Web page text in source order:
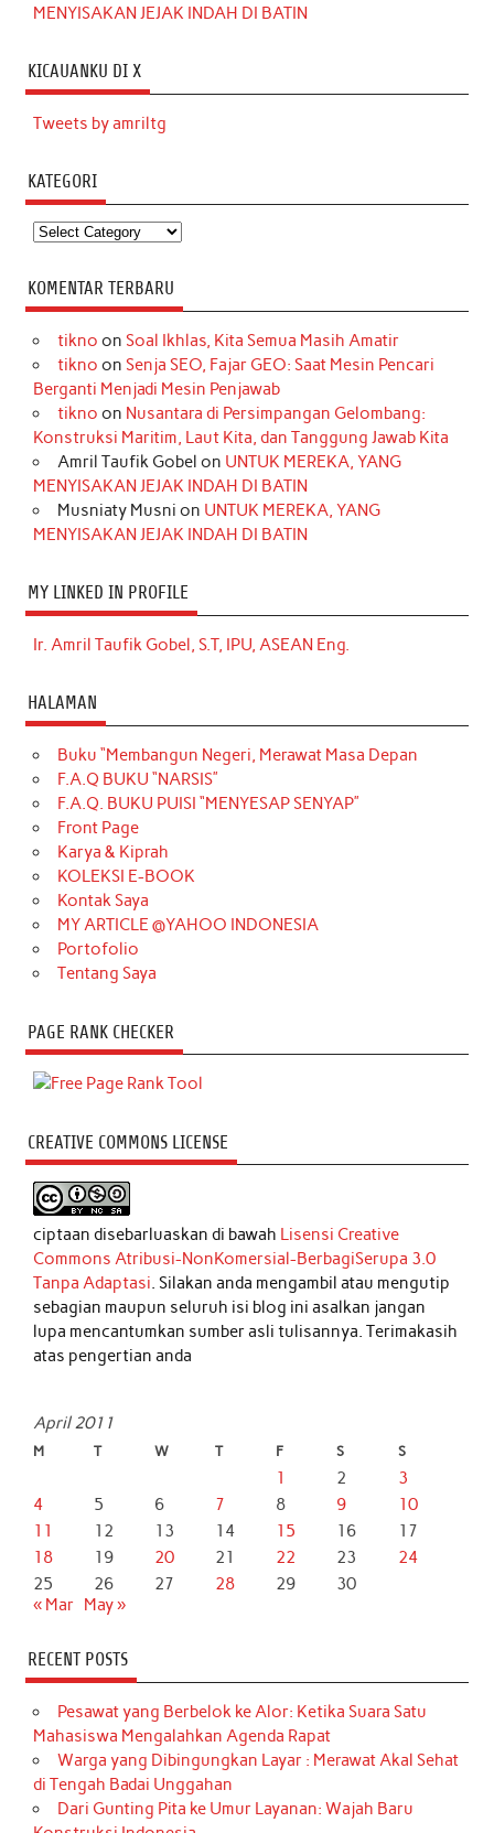
MENYISAKAN JEJAK INDAH DI BATIN
KICAUANKU DI X
Tweets by amriltg
KATEGORI
Kategori
KOMENTAR TERBARU
tikno on Soal Ikhlas, Kita Semua Masih Amatir
tikno on Senja SEO, Fajar GEO: Saat Mesin Pencari
Berganti Menjadi Mesin Penjawab
tikno on Nusantara di Persimpangan Gelombang:
Konstruksi Maritim, Laut Kita, dan Tanggung Jawab Kita
Amril Taufik Gobel on UNTUK MEREKA, YANG
MENYISAKAN JEJAK INDAH DI BATIN
Musniaty Musni on UNTUK MEREKA, YANG
MENYISAKAN JEJAK INDAH DI BATIN
MY LINKED IN PROFILE
Ir. Amril Taufik Gobel, S.T, IPU, ASEAN Eng.
HALAMAN
Buku “Membangun Negeri, Merawat Masa Depan
F.A.Q BUKU “NARSIS”
F.A.Q. BUKU PUISI “MENYESAP SENYAP”
Front Page
Karya & Kiprah
KOLEKSI E-BOOK
Kontak Saya
MY ARTICLE @YAHOO INDONESIA
Portofolio
Tentang Saya
PAGE RANK CHECKER
CREATIVE COMMONS LICENSE
ciptaan disebarluaskan di bawah Lisensi Creative
Commons Atribusi-NonKomersial-BerbagiSerupa 3.0
Tanpa Adaptasi. Silakan anda mengambil atau mengutip
sebagian maupun seluruh isi blog ini asalkan jangan
lupa mencantumkan sumber asli tulisannya. Terimakasih
atas pengertian anda
April 2011
M T W T F S S
1 2
3
4
5 6 7 8 9
10
11
12 13 14 15 16
17
18
19 20 21 22 23
24
25
26 27 28 29
30
« Mar May »
RECENT POSTS
Pesawat yang Berbelok ke Alor: Ketika Suara Satu
Mahasiswa Mengalahkan Agenda Rapat
Warga yang Dibingungkan Layar : Merawat Akal Sehat
di Tengah Badai Unggahan
Dari Gunting Pita ke Umur Layanan: Wajah Baru